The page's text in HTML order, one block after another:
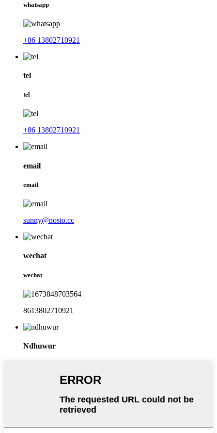
whatsapp
+86 13802710921
tel
tel
+86 13802710921
email
email
sunny@nosto.cc
wechat
wechat
8613802710921
Ndhuwur